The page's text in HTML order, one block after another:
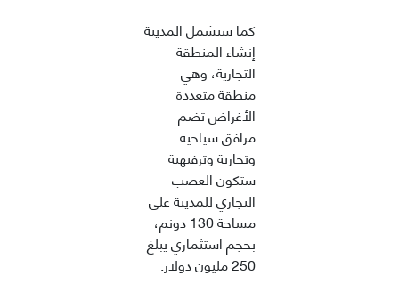
كما ستشمل المدينة
إنشاء المنطقة
التجارية، وهي
منطقة متعددة
الأغراض تضم
مرافق سياحية
وتجارية وترفيهية
ستكون العصب
التجاري للمدينة على
مساحة 130 دونم،
بحجم استثماري يبلغ
250 مليون دولار.